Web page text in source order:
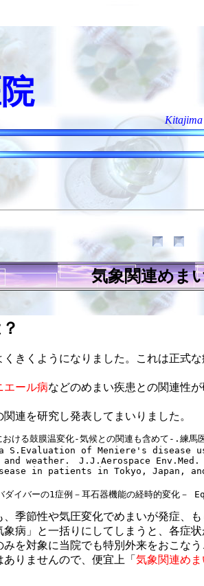
Kitajima ENT
気象関連めま
きくようになりました。これは正式
エール病などのめまい疾患との関連性が
連を研究し発表してまいりました。
おける鼓膜温変化-気候との関連も含めて-.
of Meniere's disease
weather.　J.J.Aerospace Env.Med.
in patients in Tokyo, Japan,
バダイバーの1症例－耳石器機能の経時的
季節性や気圧変化でめまいが発症、も
病」と一括りにしてしまうと、各症
みを対象に当院でも特別外来をおこなう
りませんので、便宜上「 気象関連めま